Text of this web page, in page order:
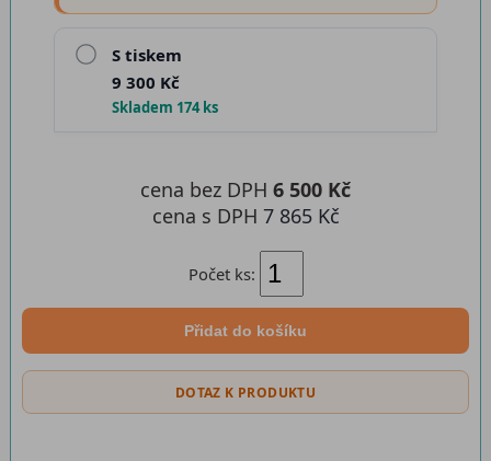
S tiskem
9 300 Kč
Skladem 174 ks
Počet ks:
Přidat do košíku
cena bez DPH 6 500 Kč
cena s DPH 7 865 Kč
DOTAZ K PRODUKTU